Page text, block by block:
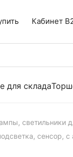
Кабинет
для склада
светильники
сенсор,